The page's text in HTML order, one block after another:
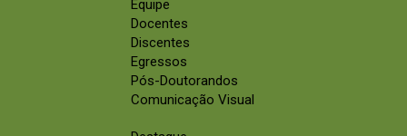
Equipe
Docentes
Discentes
Egressos
Pós-Doutorandos
Comunicação Visual